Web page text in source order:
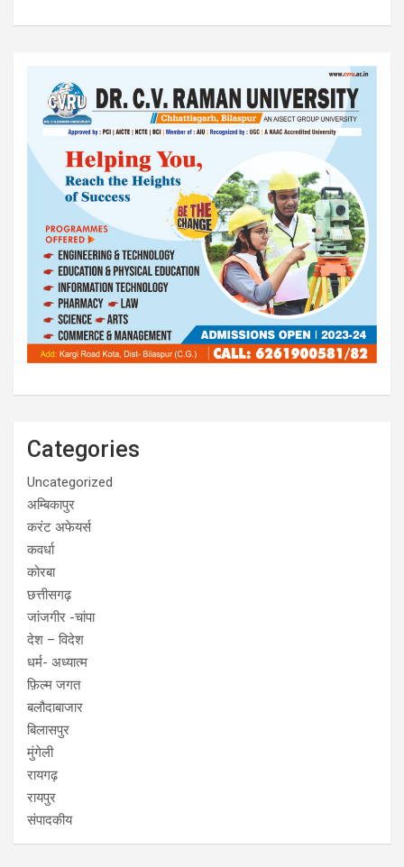
Categories
Uncategorized
अम्बिकापुर
करंट अफेयर्स
कवर्धा
कोरबा
छत्तीसगढ़
जांजगीर -चांपा
देश – विदेश
धर्म- अध्यात्म
फ़िल्म जगत
बलौदाबाजार
बिलासपुर
मुंगेली
रायगढ़
रायपुर
संपादकीय